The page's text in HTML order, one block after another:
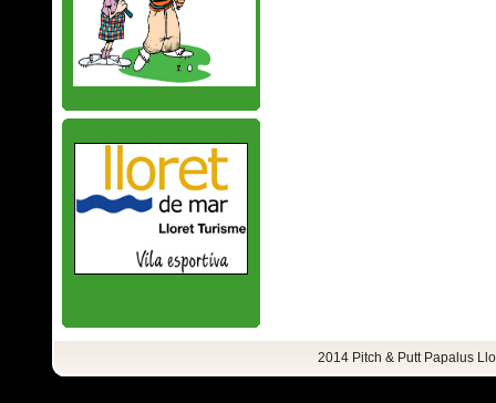
2014 Pitch & Putt Papalus